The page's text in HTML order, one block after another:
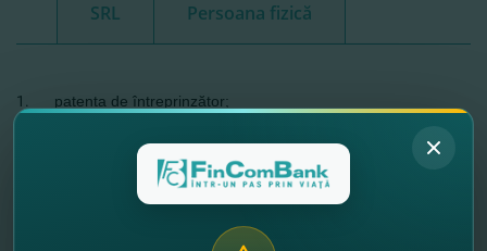
SRL Persoana fizică
patenta de întreprinzător;
documente privind închirierea şi / sau dreptul de proprietate
a spaţiilor în care se află compania;
autorizarea şi alte documente necesare pentru punerea în